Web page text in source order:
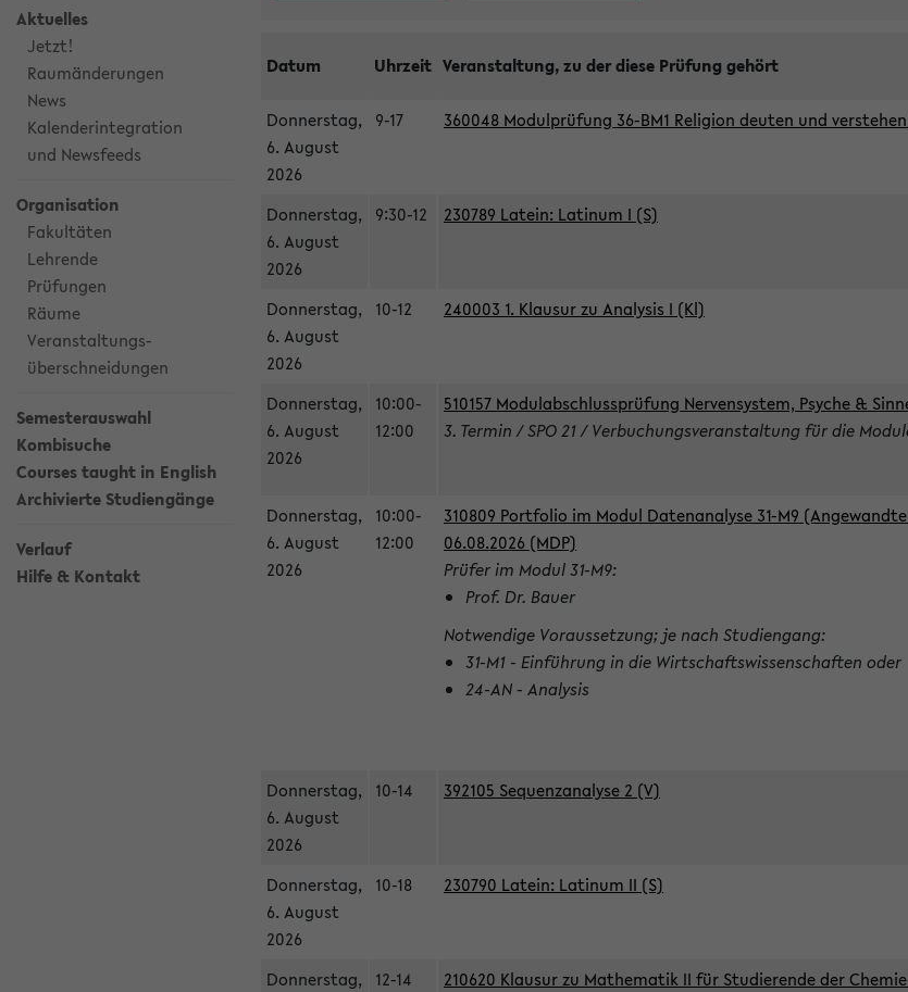
Aktuelles
Jetzt!
Raumänderungen
News
Kalenderintegration
und Newsfeeds
Organisation
Fakultäten
Lehrende
Prüfungen
Räume
Veranstaltungs-
überschneidungen
Semesterauswahl
Kombisuche
Courses taught in English
Archivierte Studiengänge
Verlauf
Hilfe & Kontakt
Datum Uhrzeit Veranstaltung, zu der diese Prüfung gehört
Donnerstag,
6. August
2026
9-17 360048 Modulprüfung 36-BM1 Religion deuten und
Donnerstag,
6. August
2026
9:30-12 230789 Latein: Latinum I (S)
Donnerstag,
6. August
2026
10-12 240003 1. Klausur zu Analysis I (Kl)
Donnerstag,
6. August
2026
10:00-
12:00
510157 Modulabschlussprüfung Nervensystem, Psyche &
3. Termin / SPO 21 / Verbuchungsveranstaltung für die
Donnerstag,
6. August
2026
10:00-
12:00
310809 Portfolio im Modul Datenanalyse 31-M9
06.08.2026 (MDP)
Prüfer im Modul 31-M9:
Prof. Dr. Bauer
Notwendige Voraussetzung; je nach Studiengang:
31-M1 - Einführung in die Wirtschaftswissenschaften oder
24-AN - Analysis
Donnerstag,
6. August
2026
10-14 392105 Sequenzanalyse 2 (V)
Donnerstag,
6. August
2026
10-18 230790 Latein: Latinum II (S)
Donnerstag,
12-14
210620 Klausur zu Mathematik II für Studierende der